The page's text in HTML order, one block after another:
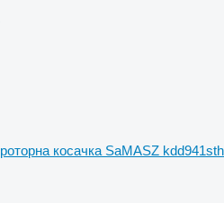
роторна косачка SaMASZ kdd941sth